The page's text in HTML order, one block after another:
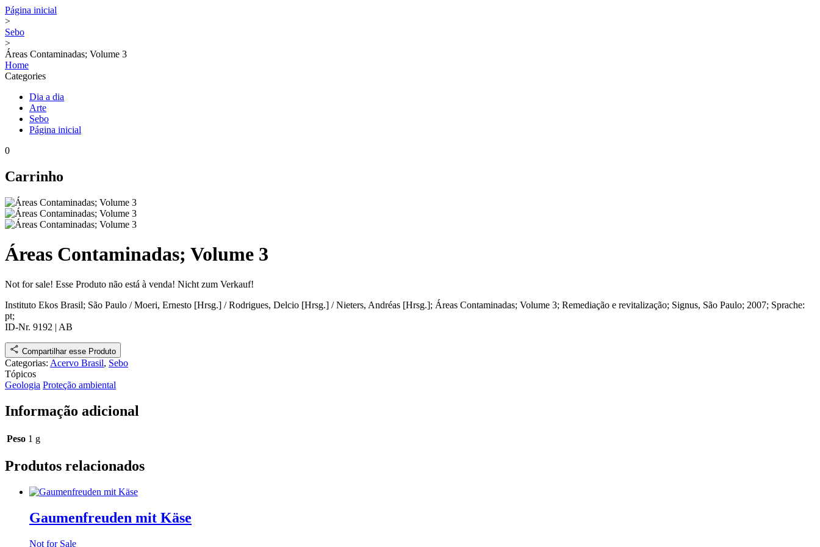
Página inicial
>
Sebo
>
Áreas Contaminadas; Volume 3
Home
Categories
Dia a dia
Arte
Sebo
Página inicial
0
Carrinho
Áreas Contaminadas; Volume 3
Not for sale! Esse Produto não está à venda! Nicht zum Verkauf!
Instituto Ekos Brasil; São Paulo / Moeri, Ernesto [Hrsg.] / Rodrigues, Delcio [Hrsg.] / Nieters, Andréas [Hrsg.]; Áreas Contaminadas; Volume 3; Remediação e revitalização; Signus, São Paulo; 2007; Sprache:
pt;
ID-Nr. 9192 | AB
Compartilhar esse Produto
Categorias: Acervo Brasil, Sebo
Tópicos
Geologia Proteção ambiental
Informação adicional
Peso 1 g
Produtos relacionados
Gaumenfreuden mit Käse
Not for Sale